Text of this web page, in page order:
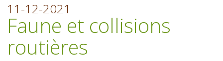
11-12-2021
Faune et collisions
routières